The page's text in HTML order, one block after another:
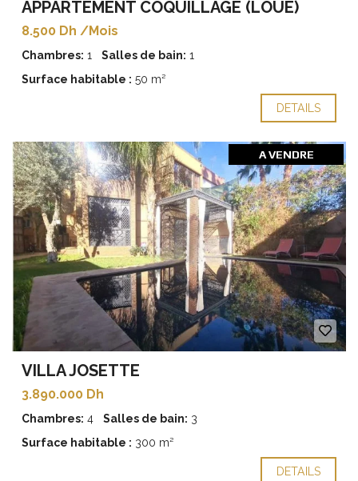
APPARTEMENT COQUILLAGE (LOUÉ)
8.500 Dh /Mois
Chambres: 1 Salles de bain: 1
Surface habitable : 50 m²
DETAILS
A VENDRE
VILLA JOSETTE
3.890.000 Dh
Chambres: 4 Salles de bain: 3
Surface habitable : 300 m²
DETAILS